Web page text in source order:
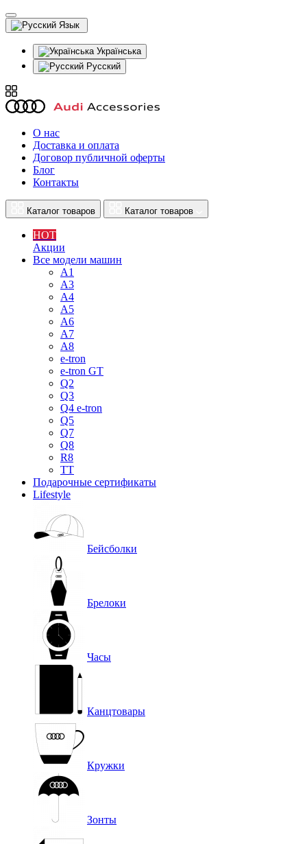
Язык
Українська
Русский
О нас
Доставка и оплата
Договор публичной оферты
Блог
Контакты
Каталог товаров Каталог товаров
HOT
Акции
Все модели машин
A1
A3
A4
A5
A6
A7
A8
e-tron
e-tron GT
Q2
Q3
Q4 e-tron
Q5
Q7
Q8
R8
TT
Подарочные сертификаты
Lifestyle
Бейсболки
Брелоки
Часы
Канцтовары
Кружки
Зонты